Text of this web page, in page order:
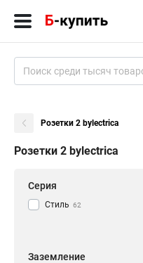
Розетки 2 bylectrica
Розетки 2 bylectrica
Серия
Стиль 62
Заземление